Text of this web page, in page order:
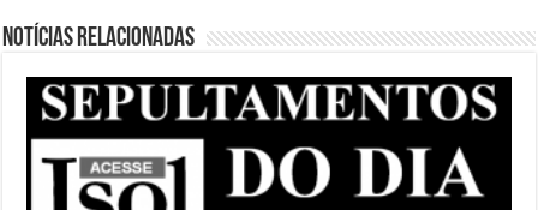
Notícias relacionadas